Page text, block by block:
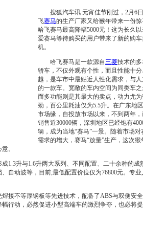
搜狐汽车讯 元宵佳节刚过，2月6
飞赛马的生产厂家又给猴年带来一份惊
哈飞赛马最高降幅5000元！这为长久
爱赛马等待购买的用户带来了新的购车
机。
哈飞赛马是一款源自三菱技术的
轿车，不仅外观有个性，而且性能十
越，是车市中最贴近人性化需求，与人
的一款车。宽敞的车内空间为同类车之
而多功能则是其最大的卖点，动力尤
劲，百公里耗油仅为5.5升。在广东地
市场缘，自投放市场以来，不到两年
销售近30000辆，深圳地区已经饱有
辆，成为当地“赛马”一景。随着市场对
需求的增大，赛马“放量”生产，这次猴
。
升与1.6升两大系列、不同配置、二十余种的成
自动波等，目前,最低配置价位仅为76800元。专业
不等厚钢板等先进技术，配备了ABS与双侧安
行动，必然促进小型高端车的激烈争夺，也必将